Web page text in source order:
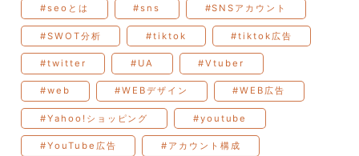
#seoとは #sns #SNSアカウント
#SWOT分析 #tiktok #tiktok広告
#twitter #UA #Vtuber
#web #WEBデザイン #WEB広告
#Yahoo!ショッピング #youtube
#YouTube広告 #アカウント構成